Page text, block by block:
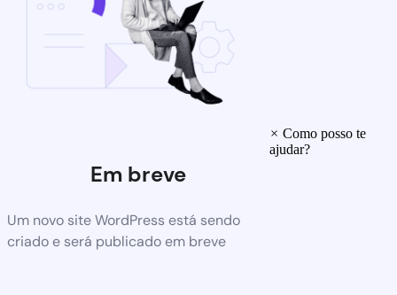
Em breve
Um novo site WordPress está sendo
criado e será publicado em breve
× Como posso te
ajudar?